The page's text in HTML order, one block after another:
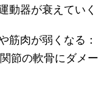
動器が衰えていく
筋肉が弱くなる：
節の軟骨にダメー